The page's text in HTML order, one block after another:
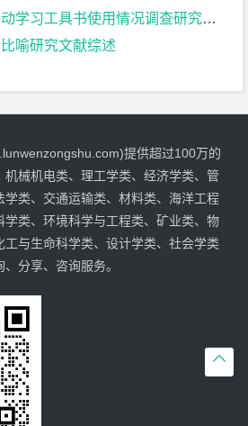
习工具书使用情况调查研究文献综述
比喻研究文献综述

提供超过100万的
械机电类、理工学类、经济学类、管
学类、交通运输类、材料类、海洋工程
学类、环境科学与工程类、矿业类、物
工与生命科学类、设计学类、社会学类
分享、咨询服务。